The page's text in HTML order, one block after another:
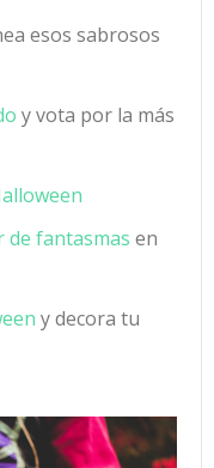
esos sabrosos
y vota por la más
de fantasmas en
y decora tu